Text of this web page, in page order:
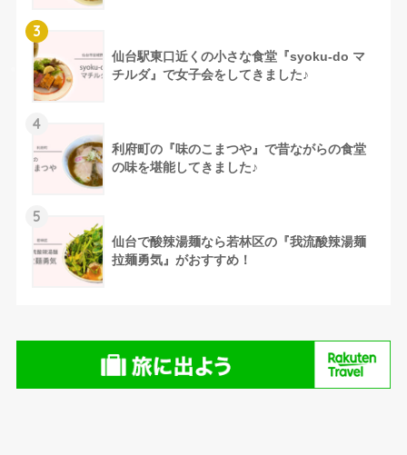
3
仙台駅東口近くの小さな食堂『syoku-do マ
チルダ』で女子会をしてきました♪
4
利府町の『味のこまつや』で昔ながらの食堂
の味を堪能してきました♪
5
仙台で酸辣湯麺なら若林区の『我流酸辣湯麺
拉麺勇気』がおすすめ！